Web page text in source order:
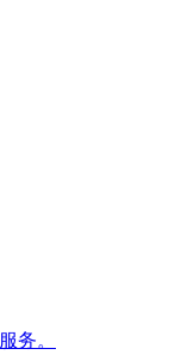
务。